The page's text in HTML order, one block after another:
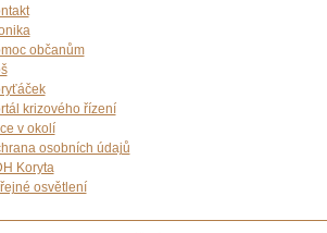
občanům
krizového řízení
v okolí
osobních údajů
Koryta
osvětlení